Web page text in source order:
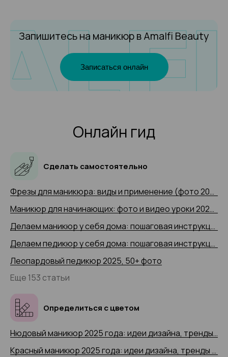
Запишитесь на маникюрв Amalfi Beauty
Записаться онлайн
Онлайн гид
Сделать самостоятельно
Фрезы для маникюра: виды и применение (фото 2025 и видео-примеры)
Маникюр для начинающих: фото и видео уроки 2025 года
Делаем маникюр у себя дома: пошаговая инструкция 2025 (+ видео)
Делаем педикюр у себя дома: пошаговая инструкция 2025 года с 50+ фото
Леопардовый педикюр 2025, 50+ фото
Еще 153 статьи
Определиться с цветом
Нюдовый маникюр 2025 года: идеи дизайна, тренды и новинки, 200+ фото
Красный маникюр 2025 года: идеи дизайна, тренды и новинки, 200+ фото